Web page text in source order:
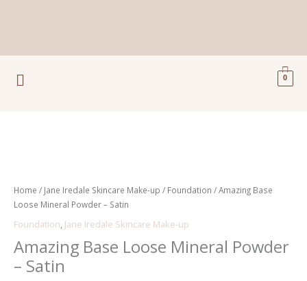
Menu 0
Home / Jane Iredale Skincare Make-up / Foundation / Amazing Base
Loose Mineral Powder – Satin
Foundation, Jane Iredale Skincare Make-up
Amazing Base Loose Mineral Powder
– Satin
Loose
Mineral
-
Satin
aantal